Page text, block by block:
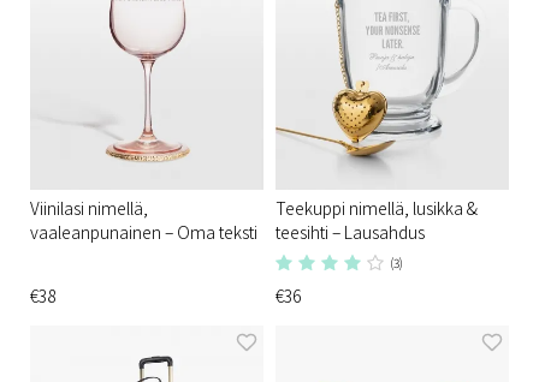
Viinilasi nimellä,
vaaleanpunainen – Oma teksti
€38
Teekuppi nimellä, lusikka &
teesihti – Lausahdus
(3)
€36